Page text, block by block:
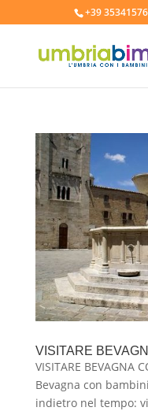
+39
VISITARE
VISITARE BEVAGNA
Bevagna con
indietro nel tempo: